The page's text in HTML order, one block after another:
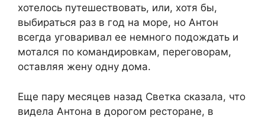
хотелось путешествовать, или, хотя бы,
выбираться раз в год на море, но Антон
всегда уговаривал ее немного подождать и
мотался по командировкам, переговорам,
оставляя жену одну дома.
Еще пару месяцев назад Светка сказала, что
видела Антона в дорогом ресторане, в